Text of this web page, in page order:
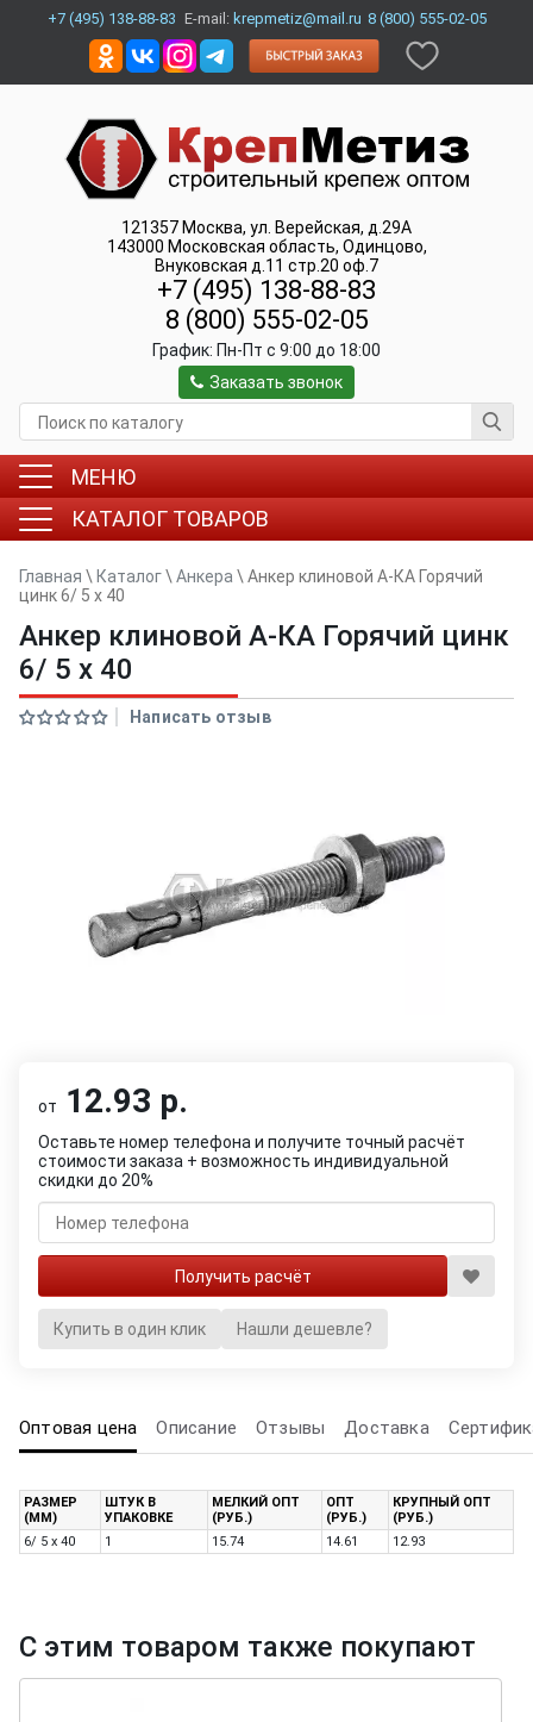
+7 (495) 138-88-83 E-mail: krepmetiz@mail.ru 8 (800) 555-02-05
121357 Москва, ул. Верейская, д.29А
143000 Московская область, Одинцово,
Внуковская д.11 стр.20 оф.7
+7 (495) 138-88-83
8 (800) 555-02-05
График: Пн-Пт c 9:00 до 18:00
Заказать звонок
МЕНЮ
КАТАЛОГ ТОВАРОВ
Главная \ Каталог\ Анкера \ Анкер клиновой А-КА Горячий
цинк 6/ 5 x 40
Анкер клиновой А-КА Горячий цинк
6/ 5 x 40
Написать отзыв
от 12.93 р.
Оставьте номер телефона и получите точный расчёт
стоимости заказа + возможность индивидуальной
скидки до 20%
Купить в один клик Нашли дешевле?
Оптовая цена Описание Отзывы Доставка
РАЗМЕР
(ММ)
ШТУК В
УПАКОВКЕ
МЕЛКИЙ ОПТ
(РУБ.)
ОПТ
(РУБ.)
КРУПНЫЙ ОПТ
(РУБ.)
6/ 5 x 40
1 15.74 14.61 12.93
С этим товаром также покупают